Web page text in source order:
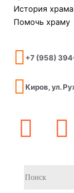
История храма
Помочь храму
+7 (958)
Киров, ул.